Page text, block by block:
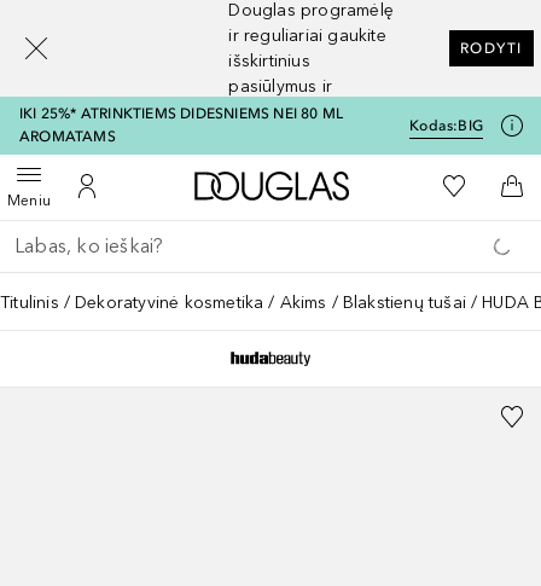
Douglas programėlę
ir reguliariai gaukite
išskirtinius
pasiūlymus ir
nuolaidas
RODYTI
IKI 25%* ATRINKTIEMS DIDESNIEMS NEI 80 ML
AROMATAMS
Kodas:BIG
MeniuAtidaryti meniuĮ mano paskyrą
Į Douglas pagrindinį
Į mano
Į
Grįžk atgal
Vykdykite paiešką
Titulinis Dekoratyvinė kosmetika Akims Blakstienų tušai HUDA
[navigation.slideout.screenreader]